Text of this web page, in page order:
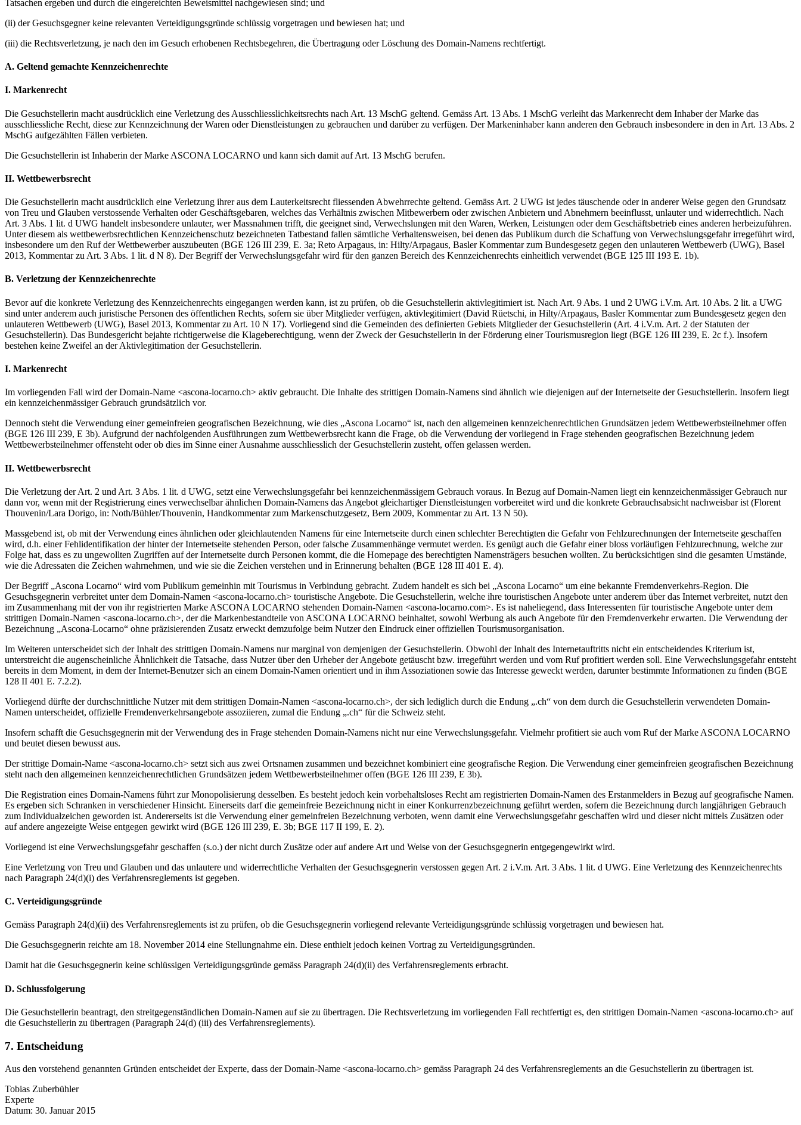
Tatsachen ergeben und durch die eingereichten Beweismittel nachgewiesen sind; und
(ii) der Gesuchsgegner keine relevanten Verteidigungsgründe schlüssig vorgetragen und bewiesen hat; und
(iii) die Rechtsverletzung, je nach den im Gesuch erhobenen Rechtsbegehren, die Übertragung oder Löschung des Domain-Namens rechtfertigt.
A. Geltend gemachte Kennzeichenrechte
I. Markenrecht
Die Gesuchstellerin macht ausdrücklich eine Verletzung des Ausschliesslichkeitsrechts nach Art. 13 MschG geltend. Gemäss Art. 13 Abs. 1 MschG verleiht das Markenrecht dem Inhaber der Marke das
ausschliessliche Recht, diese zur Kennzeichnung der Waren oder Dienstleistungen zu gebrauchen und darüber zu verfügen. Der Markeninhaber kann anderen den Gebrauch insbesondere in den in Art. 13 Abs. 2
MschG aufgezählten Fällen verbieten.
Die Gesuchstellerin ist Inhaberin der Marke ASCONA LOCARNO und kann sich damit auf Art. 13 MschG berufen.
II. Wettbewerbsrecht
Die Gesuchstellerin macht ausdrücklich eine Verletzung ihrer aus dem Lauterkeitsrecht fliessenden Abwehrrechte geltend. Gemäss Art. 2 UWG ist jedes täuschende oder in anderer Weise gegen den Grundsatz
von Treu und Glauben verstossende Verhalten oder Geschäftsgebaren, welches das Verhältnis zwischen Mitbewerbern oder zwischen Anbietern und Abnehmern beeinflusst, unlauter und widerrechtlich. Nach
Art. 3 Abs. 1 lit. d UWG handelt insbesondere unlauter, wer Massnahmen trifft, die geeignet sind, Verwechslungen mit den Waren, Werken, Leistungen oder dem Geschäftsbetrieb eines anderen herbeizuführen.
Unter diesem als wettbewerbsrechtlichen Kennzeichenschutz bezeichneten Tatbestand fallen sämtliche Verhaltensweisen, bei denen das Publikum durch die Schaffung von Verwechslungsgefahr irregeführt wird,
insbesondere um den Ruf der Wettbewerber auszubeuten (BGE 126 III 239, E. 3a; Reto Arpagaus, in: Hilty/Arpagaus, Basler Kommentar zum Bundesgesetz gegen den unlauteren Wettbewerb (UWG), Basel
2013, Kommentar zu Art. 3 Abs. 1 lit. d N 8). Der Begriff der Verwechslungsgefahr wird für den ganzen Bereich des Kennzeichenrechts einheitlich verwendet (BGE 125 III 193 E. 1b).
B. Verletzung der Kennzeichenrechte
Bevor auf die konkrete Verletzung des Kennzeichenrechts eingegangen werden kann, ist zu prüfen, ob die Gesuchstellerin aktivlegitimiert ist. Nach Art. 9 Abs. 1 und 2 UWG i.V.m. Art. 10 Abs. 2 lit. a UWG
sind unter anderem auch juristische Personen des öffentlichen Rechts, sofern sie über Mitglieder verfügen, aktivlegitimiert (David Rüetschi, in Hilty/Arpagaus, Basler Kommentar zum Bundesgesetz gegen den
unlauteren Wettbewerb (UWG), Basel 2013, Kommentar zu Art. 10 N 17). Vorliegend sind die Gemeinden des definierten Gebiets Mitglieder der Gesuchstellerin (Art. 4 i.V.m. Art. 2 der Statuten der
Gesuchstellerin). Das Bundesgericht bejahte richtigerweise die Klageberechtigung, wenn der Zweck der Gesuchstellerin in der Förderung einer Tourismusregion liegt (BGE 126 III 239, E. 2c f.). Insofern
bestehen keine Zweifel an der Aktivlegitimation der Gesuchstellerin.
I. Markenrecht
Im vorliegenden Fall wird der Domain-Name <ascona-locarno.ch> aktiv gebraucht. Die Inhalte des strittigen Domain-Namens sind ähnlich wie diejenigen auf der Internetseite der Gesuchstellerin. Insofern liegt
ein kennzeichenmässiger Gebrauch grundsätzlich vor.
Dennoch steht die Verwendung einer gemeinfreien geografischen Bezeichnung, wie dies „Ascona Locarno“ ist, nach den allgemeinen kennzeichenrechtlichen Grundsätzen jedem Wettbewerbsteilnehmer offen
(BGE 126 III 239, E 3b). Aufgrund der nachfolgenden Ausführungen zum Wettbewerbsrecht kann die Frage, ob die Verwendung der vorliegend in Frage stehenden geografischen Bezeichnung jedem
Wettbewerbsteilnehmer offensteht oder ob dies im Sinne einer Ausnahme ausschliesslich der Gesuchstellerin zusteht, offen gelassen werden.
II. Wettbewerbsrecht
Die Verletzung der Art. 2 und Art. 3 Abs. 1 lit. d UWG, setzt eine Verwechslungsgefahr bei kennzeichenmässigem Gebrauch voraus. In Bezug auf Domain-Namen liegt ein kennzeichenmässiger Gebrauch nur
dann vor, wenn mit der Registrierung eines verwechselbar ähnlichen Domain-Namens das Angebot gleichartiger Dienstleistungen vorbereitet wird und die konkrete Gebrauchsabsicht nachweisbar ist (Florent
Thouvenin/Lara Dorigo, in: Noth/Bühler/Thouvenin, Handkommentar zum Markenschutzgesetz, Bern 2009, Kommentar zu Art. 13 N 50).
Massgebend ist, ob mit der Verwendung eines ähnlichen oder gleichlautenden Namens für eine Internetseite durch einen schlechter Berechtigten die Gefahr von Fehlzurechnungen der Internetseite geschaffen
wird, d.h. einer Fehlidentifikation der hinter der Internetseite stehenden Person, oder falsche Zusammenhänge vermutet werden. Es genügt auch die Gefahr einer bloss vorläufigen Fehlzurechnung, welche zur
Folge hat, dass es zu ungewollten Zugriffen auf der Internetseite durch Personen kommt, die die Homepage des berechtigten Namensträgers besuchen wollten. Zu berücksichtigen sind die gesamten Umstände,
wie die Adressaten die Zeichen wahrnehmen, und wie sie die Zeichen verstehen und in Erinnerung behalten (BGE 128 III 401 E. 4).
Der Begriff „Ascona Locarno“ wird vom Publikum gemeinhin mit Tourismus in Verbindung gebracht. Zudem handelt es sich bei „Ascona Locarno“ um eine bekannte Fremdenverkehrs-Region. Die
Gesuchsgegnerin verbreitet unter dem Domain-Namen <ascona-locarno.ch> touristische Angebote. Die Gesuchstellerin, welche ihre touristischen Angebote unter anderem über das Internet verbreitet, nutzt den
im Zusammenhang mit der von ihr registrierten Marke ASCONA LOCARNO stehenden Domain-Namen <ascona-locarno.com>. Es ist naheliegend, dass Interessenten für touristische Angebote unter dem
strittigen Domain-Namen <ascona-locarno.ch>, der die Markenbestandteile von ASCONA LOCARNO beinhaltet, sowohl Werbung als auch Angebote für den Fremdenverkehr erwarten. Die Verwendung der
Bezeichnung „Ascona-Locarno“ ohne präzisierenden Zusatz erweckt demzufolge beim Nutzer den Eindruck einer offiziellen Tourismusorganisation.
Im Weiteren unterscheidet sich der Inhalt des strittigen Domain-Namens nur marginal von demjenigen der Gesuchstellerin. Obwohl der Inhalt des Internetauftritts nicht ein entscheidendes Kriterium ist,
unterstreicht die augenscheinliche Ähnlichkeit die Tatsache, dass Nutzer über den Urheber der Angebote getäuscht bzw. irregeführt werden und vom Ruf profitiert werden soll. Eine Verwechslungsgefahr entsteht
bereits in dem Moment, in dem der Internet-Benutzer sich an einem Domain-Namen orientiert und in ihm Assoziationen sowie das Interesse geweckt werden, darunter bestimmte Informationen zu finden (BGE
128 II 401 E. 7.2.2).
Vorliegend dürfte der durchschnittliche Nutzer mit dem strittigen Domain-Namen <ascona-locarno.ch>, der sich lediglich durch die Endung „.ch“ von dem durch die Gesuchstellerin verwendeten Domain-
Namen unterscheidet, offizielle Fremdenverkehrsangebote assoziieren, zumal die Endung „.ch“ für die Schweiz steht.
Insofern schafft die Gesuchsgegnerin mit der Verwendung des in Frage stehenden Domain-Namens nicht nur eine Verwechslungsgefahr. Vielmehr profitiert sie auch vom Ruf der Marke ASCONA LOCARNO
und beutet diesen bewusst aus.
Der strittige Domain-Name <ascona-locarno.ch> setzt sich aus zwei Ortsnamen zusammen und bezeichnet kombiniert eine geografische Region. Die Verwendung einer gemeinfreien geografischen Bezeichnung
steht nach den allgemeinen kennzeichenrechtlichen Grundsätzen jedem Wettbewerbsteilnehmer offen (BGE 126 III 239, E 3b).
Die Registration eines Domain-Namens führt zur Monopolisierung desselben. Es besteht jedoch kein vorbehaltsloses Recht am registrierten Domain-Namen des Erstanmelders in Bezug auf geografische Namen.
Es ergeben sich Schranken in verschiedener Hinsicht. Einerseits darf die gemeinfreie Bezeichnung nicht in einer Konkurrenzbezeichnung geführt werden, sofern die Bezeichnung durch langjährigen Gebrauch
zum Individualzeichen geworden ist. Andererseits ist die Verwendung einer gemeinfreien Bezeichnung verboten, wenn damit eine Verwechslungsgefahr geschaffen wird und dieser nicht mittels Zusätzen oder
auf andere angezeigte Weise entgegen gewirkt wird (BGE 126 III 239, E. 3b; BGE 117 II 199, E. 2).
Vorliegend ist eine Verwechslungsgefahr geschaffen (s.o.) der nicht durch Zusätze oder auf andere Art und Weise von der Gesuchsgegnerin entgegengewirkt wird.
Eine Verletzung von Treu und Glauben und das unlautere und widerrechtliche Verhalten der Gesuchsgegnerin verstossen gegen Art. 2 i.V.m. Art. 3 Abs. 1 lit. d UWG. Eine Verletzung des Kennzeichenrechts
nach Paragraph 24(d)(i) des Verfahrensreglements ist gegeben.
C. Verteidigungsgründe
Gemäss Paragraph 24(d)(ii) des Verfahrensreglements ist zu prüfen, ob die Gesuchsgegnerin vorliegend relevante Verteidigungsgründe schlüssig vorgetragen und bewiesen hat.
Die Gesuchsgegnerin reichte am 18. November 2014 eine Stellungnahme ein. Diese enthielt jedoch keinen Vortrag zu Verteidigungsgründen.
Damit hat die Gesuchsgegnerin keine schlüssigen Verteidigungsgründe gemäss Paragraph 24(d)(ii) des Verfahrensreglements erbracht.
D. Schlussfolgerung
Die Gesuchstellerin beantragt, den streitgegenständlichen Domain-Namen auf sie zu übertragen. Die Rechtsverletzung im vorliegenden Fall rechtfertigt es, den strittigen Domain-Namen <ascona-locarno.ch> auf
die Gesuchstellerin zu übertragen (Paragraph 24(d) (iii) des Verfahrensreglements).
7. Entscheidung
Aus den vorstehend genannten Gründen entscheidet der Experte, dass der Domain-Name <ascona-locarno.ch> gemäss Paragraph 24 des Verfahrensreglements an die Gesuchstellerin zu übertragen ist.
Tobias Zuberbühler
Experte
Datum: 30. Januar 2015